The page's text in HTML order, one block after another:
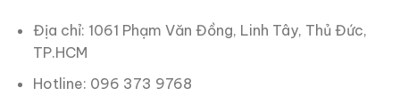
Địa chỉ: 1061 Phạm Văn Đồng, Linh Tây, Thủ Đức,
TP.HCM
Hotline: 096 373 9768